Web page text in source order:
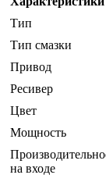
Тип
Тип смазки
Привод
Ресивер
Цвет
Мощность
на входе